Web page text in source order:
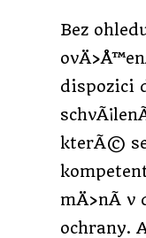
Bez
dispozici
kterÃ©
mÄ›nÃ­ v
ochrany.